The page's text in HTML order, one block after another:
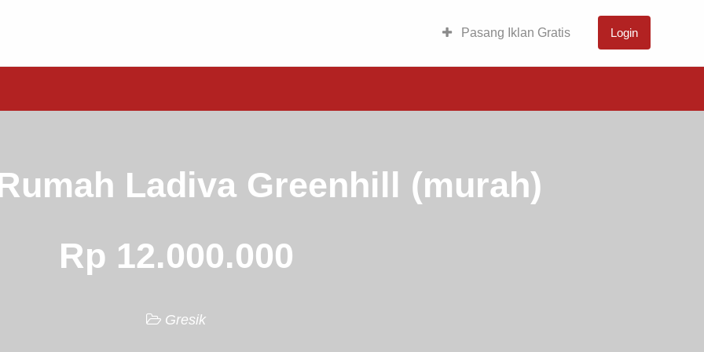
Pasang Iklan Gratis Login
Ladiva Greenhill (murah)
Rp 12.000.000
Gresik